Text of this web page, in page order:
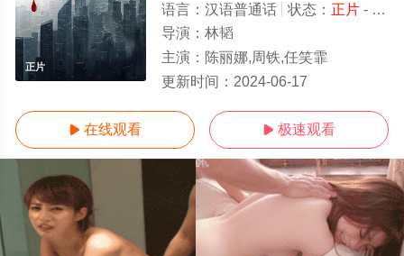
正片
语言： 汉语普通话 状态： 正片- 免费在线观看
导演： 林韬
主演： 陈丽娜,周铁,任笑霏
更新时间： 2024-06-17
 在线观看  极速观看